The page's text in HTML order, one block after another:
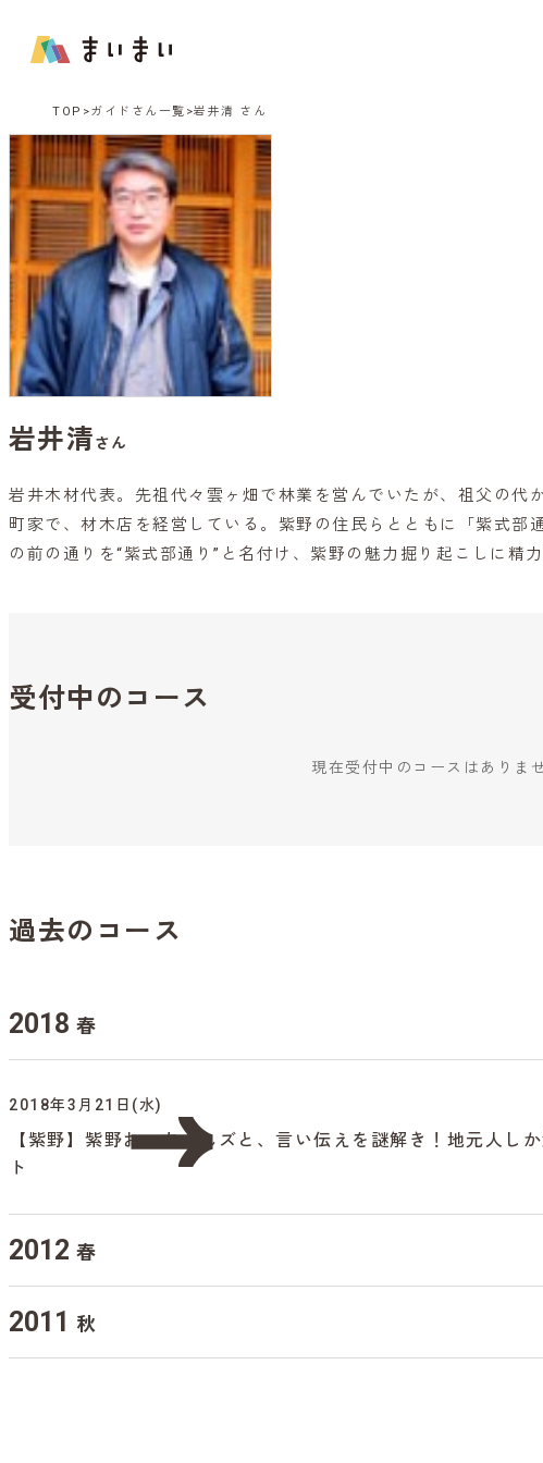
TOP ガイドさん一覧 岩井清 さん
岩井清さん
岩井木材代表。先祖代々雲ヶ畑で林業を営んでいたが、祖父の代
町家で、材木店を経営している。紫野の住民らとともに「紫式部
の前の通りを“紫式部通り”と名付け、紫野の魅力掘り起こしに精
受付中のコース
現在受付中のコースはありま
過去のコース
2018 春
2018年3月21日(水)
【紫野】紫野おっちゃんズと、言い伝えを謎解き！地元人し
ト
2012 春
2011 秋